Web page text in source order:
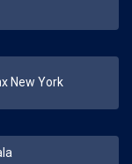
New York